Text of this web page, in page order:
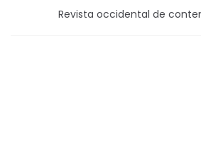
Revista occidental de